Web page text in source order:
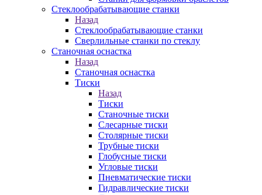
Стеклообрабатывающие станки
Назад
Стеклообрабатывающие станки
Сверлильные станки по стеклу
Станочная оснастка
Назад
Станочная оснастка
Тиски
Назад
Тиски
Станочные тиски
Слесарные тиски
Столярные тиски
Трубные тиски
Глобусные тиски
Угловые тиски
Пневматические тиски
Гидравлические тиски